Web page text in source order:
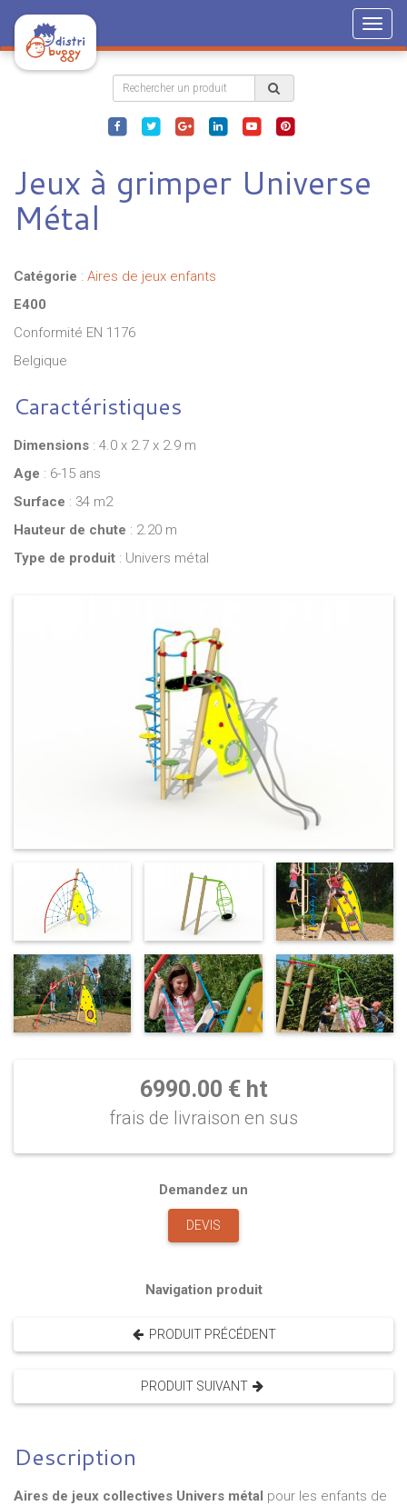
Jeux à grimper Universe
Métal
Catégorie : Aires de jeux enfants
E400
Conformité EN 1176
Belgique
Caractéristiques
Dimensions : 4.0 x 2.7 x 2.9 m
Age : 6-15 ans
Surface : 34 m2
Hauteur de chute : 2.20 m
Type de produit : Univers métal
6990.00 € ht
frais de livraison en sus
Demandez un
DEVIS
Navigation produit
PRODUIT PRÉCÉDENT
PRODUIT SUIVANT
Description
Aires de jeux collectives Univers métal pour les enfants de